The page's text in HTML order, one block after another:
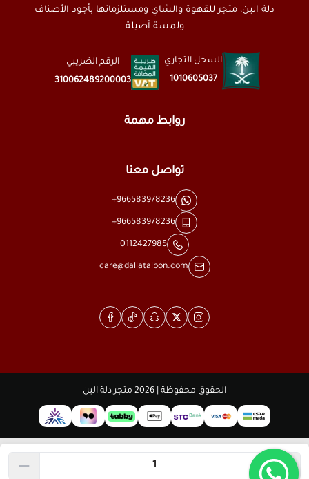
دلة البن، متجر للقهوة والشاي ومستلزماتها بأجود الأصناف
ولمسة أصيلة
السجل التجاري
1010605037
الرقم الضريبي
310062489200003
روابط مهمة
تواصل معنا
+966583978236
+966583978236
0112427985
care@dallatalbon.com
الحقوق محفوظة | 2026 متجر دلة البن